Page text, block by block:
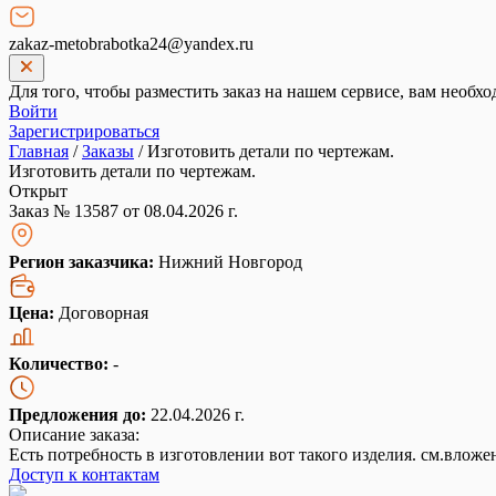
zakaz-metobrabotka24@yandex.ru
Для того, чтобы разместить заказ на нашем сервисе, вам
Войти
Зарегистрироваться
Главная /Заказы /Изготовить детали по чертежам.
Изготовить детали по чертежам.
Открыт
Заказ № 13587 от 08.04.2026 г.
Регион заказчика: Нижний Новгород
Цена: Договорная
Количество: -
Предложения до: 22.04.2026 г.
Описание заказа:
Есть потребность в изготовлении вот такого изделия.
Доступ к контактам